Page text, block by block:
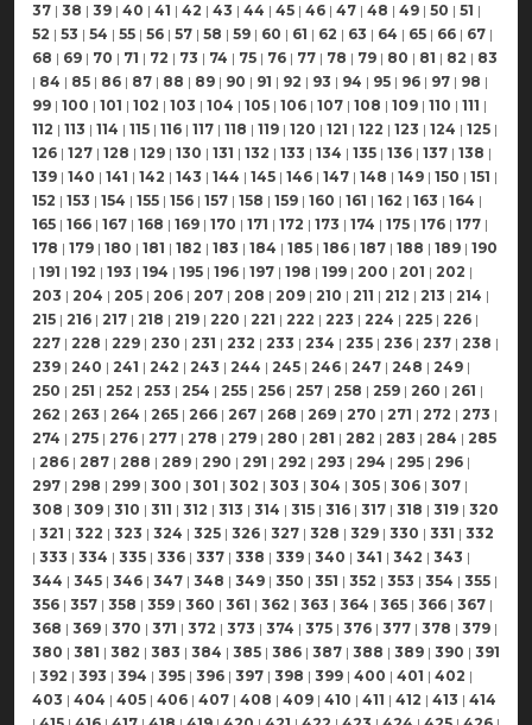
37 | 38 | 39 | 40 | 41 | 42 | 43 | 44 | 45 | 46 | 47 | 48 | 49 | 50 | 51 |
52 | 53 | 54 | 55 | 56 | 57 | 58 | 59 | 60 | 61 | 62 | 63 | 64 | 65 | 66 | 67 |
68 | 69 | 70 | 71 | 72 | 73 | 74 | 75 | 76 | 77 | 78 | 79 | 80 | 81 | 82 | 83
| 84 | 85 | 86 | 87 | 88 | 89 | 90 | 91 | 92 | 93 | 94 | 95 | 96 | 97 | 98 |
99 | 100 | 101 | 102 | 103 | 104 | 105 | 106 | 107 | 108 | 109 | 110 | 111 |
112 | 113 | 114 | 115 | 116 | 117 | 118 | 119 | 120 | 121 | 122 | 123 | 124 | 125 |
126 | 127 | 128 | 129 | 130 | 131 | 132 | 133 | 134 | 135 | 136 | 137 | 138 |
139 | 140 | 141 | 142 | 143 | 144 | 145 | 146 | 147 | 148 | 149 | 150 | 151 |
152 | 153 | 154 | 155 | 156 | 157 | 158 | 159 | 160 | 161 | 162 | 163 | 164 |
165 | 166 | 167 | 168 | 169 | 170 | 171 | 172 | 173 | 174 | 175 | 176 | 177 |
178 | 179 | 180 | 181 | 182 | 183 | 184 | 185 | 186 | 187 | 188 | 189 | 190
| 191 | 192 | 193 | 194 | 195 | 196 | 197 | 198 | 199 | 200 | 201 | 202 |
203 | 204 | 205 | 206 | 207 | 208 | 209 | 210 | 211 | 212 | 213 | 214 |
215 | 216 | 217 | 218 | 219 | 220 | 221 | 222 | 223 | 224 | 225 | 226 |
227 | 228 | 229 | 230 | 231 | 232 | 233 | 234 | 235 | 236 | 237 | 238 |
239 | 240 | 241 | 242 | 243 | 244 | 245 | 246 | 247 | 248 | 249 |
250 | 251 | 252 | 253 | 254 | 255 | 256 | 257 | 258 | 259 | 260 | 261 |
262 | 263 | 264 | 265 | 266 | 267 | 268 | 269 | 270 | 271 | 272 | 273 |
274 | 275 | 276 | 277 | 278 | 279 | 280 | 281 | 282 | 283 | 284 | 285
| 286 | 287 | 288 | 289 | 290 | 291 | 292 | 293 | 294 | 295 | 296 |
297 | 298 | 299 | 300 | 301 | 302 | 303 | 304 | 305 | 306 | 307 |
308 | 309 | 310 | 311 | 312 | 313 | 314 | 315 | 316 | 317 | 318 | 319 | 320
| 321 | 322 | 323 | 324 | 325 | 326 | 327 | 328 | 329 | 330 | 331 | 332
| 333 | 334 | 335 | 336 | 337 | 338 | 339 | 340 | 341 | 342 | 343 |
344 | 345 | 346 | 347 | 348 | 349 | 350 | 351 | 352 | 353 | 354 | 355 |
356 | 357 | 358 | 359 | 360 | 361 | 362 | 363 | 364 | 365 | 366 | 367 |
368 | 369 | 370 | 371 | 372 | 373 | 374 | 375 | 376 | 377 | 378 | 379 |
380 | 381 | 382 | 383 | 384 | 385 | 386 | 387 | 388 | 389 | 390 | 391
| 392 | 393 | 394 | 395 | 396 | 397 | 398 | 399 | 400 | 401 | 402 |
403 | 404 | 405 | 406 | 407 | 408 | 409 | 410 | 411 | 412 | 413 | 414